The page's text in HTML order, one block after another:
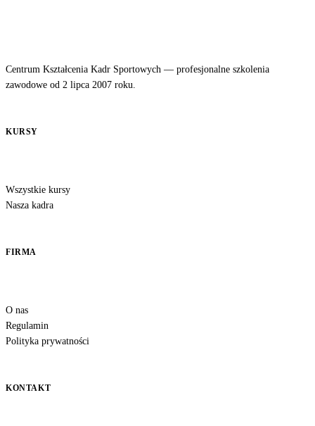
Centrum Kształcenia Kadr Sportowych — profesjonalne szkolenia
zawodowe od 2 lipca 2007 roku.
KURSY
Wszystkie kursy
Nasza kadra
FIRMA
O nas
Regulamin
Polityka prywatności
KONTAKT